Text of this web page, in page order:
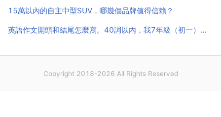
15萬以內的自主中型SUV，哪幾個品牌值得信賴？
英語作文開頭和結尾怎麼寫。40詞以內，我7年級（初一）自我介
Copyright 2018-2026 All Rights Reserved